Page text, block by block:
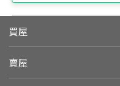
買屋
賣屋